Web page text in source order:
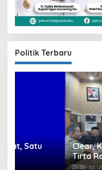
Politik Terbaru
Clear, Komisi III
Tirta Raja Naikkan
Bersyarat
Di Berita Utama, Politik |